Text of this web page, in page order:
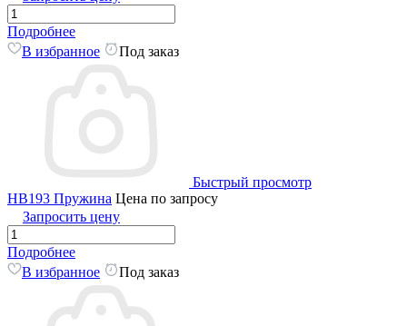
Подробнее
В избранное
Под заказ
Быстрый просмотр
HB193 Пружина Цена по запросу
Запросить цену
Подробнее
В избранное
Под заказ